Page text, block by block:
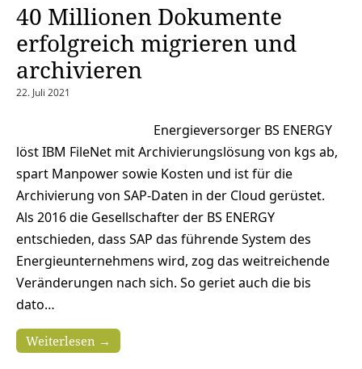
40 Millionen Dokumente
erfolgreich migrieren und
archivieren
22. Juli 2021
Energieversorger BS ENERGY
löst IBM FileNet mit Archivierungslösung von kgs ab,
spart Manpower sowie Kosten und ist für die
Archivierung von SAP-Daten in der Cloud gerüstet.
Als 2016 die Gesellschafter der BS ENERGY
entschieden, dass SAP das führende System des
Energieunternehmens wird, zog das weitreichende
Veränderungen nach sich. So geriet auch die bis
dato…
Weiterlesen →